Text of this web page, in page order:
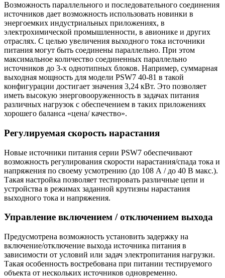
Возможность параллельного и последовательного соединения
источников дает возможность использовать новинки в
энергоемких индустриальных приложениях, в
электрохимической промышленности, в авионике и других
отраслях. С целью увеличения выходного тока источники
питания могут быть соединены параллельно. При этом
максимальное количество соединенных параллельно
источников до 3-х однотипных блоков. Например, суммарная
выходная мощность для модели PSW7 40-81 в такой
конфигурации достигает значения 3,24 кВт. Это позволяет
иметь высокую энерговооруженность в задачах питания
различных нагрузок с обеспечением в таких приложениях
хорошего баланса «цена/ качество».
Регулируемая скорость нарастания
Новые источники питания серии PSW7 обеспечивают
возможность регулирования скорости нарастания/спада тока и
напряжения по своему усмотрению (до 108 А / до 40 В макс.).
Такая настройка позволяет тестировать различные цепи и
устройства в режимах заданной крутизны нарастания
выходного тока и напряжения.
Управление включением / отключением выхода
Предусмотрена возможность установить задержку на
включение/отключение выхода источника питания в
зависимости от условий или задач электропитания нагрузки.
Такая особенность востребована при питании тестируемого
объекта от нескольких источников одновременно.